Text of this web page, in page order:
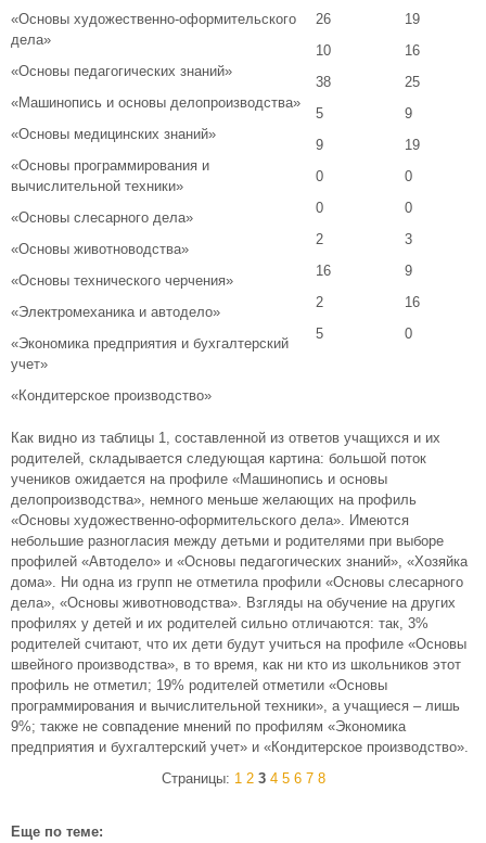
«Основы художественно-оформительского
дела»
«Основы педагогических знаний»
«Машинопись и основы делопроизводства»
«Основы медицинских знаний»
«Основы программирования и
вычислительной техники»
«Основы слесарного дела»
«Основы животноводства»
«Основы технического черчения»
«Электромеханика и автодело»
«Экономика предприятия и бухгалтерский
учет»
«Кондитерское производство»
26
10
38
5
9
0
0
2
16
2
5
19
16
25
9
19
0
0
3
9
16
0
Как видно из таблицы 1, составленной из ответов учащихся и их
родителей, складывается следующая картина: большой поток
учеников ожидается на профиле «Машинопись и основы
делопроизводства», немного меньше желающих на профиль
«Основы художественно-оформительского дела». Имеются
небольшие разногласия между детьми и родителями при выборе
профилей «Автодело» и «Основы педагогических знаний», «Хозяйка
дома». Ни одна из групп не отметила профили «Основы слесарного
дела», «Основы животноводства». Взгляды на обучение на других
профилях у детей и их родителей сильно отличаются: так, 3%
родителей считают, что их дети будут учиться на профиле «Основы
швейного производства», в то время, как ни кто из школьников этот
профиль не отметил; 19% родителей отметили «Основы
программирования и вычислительной техники», а учащиеся – лишь
9%; также не совпадение мнений по профилям «Экономика
предприятия и бухгалтерский учет» и «Кондитерское производство».
Страницы: 1 2 3 4 5 6 7 8
Еще по теме: